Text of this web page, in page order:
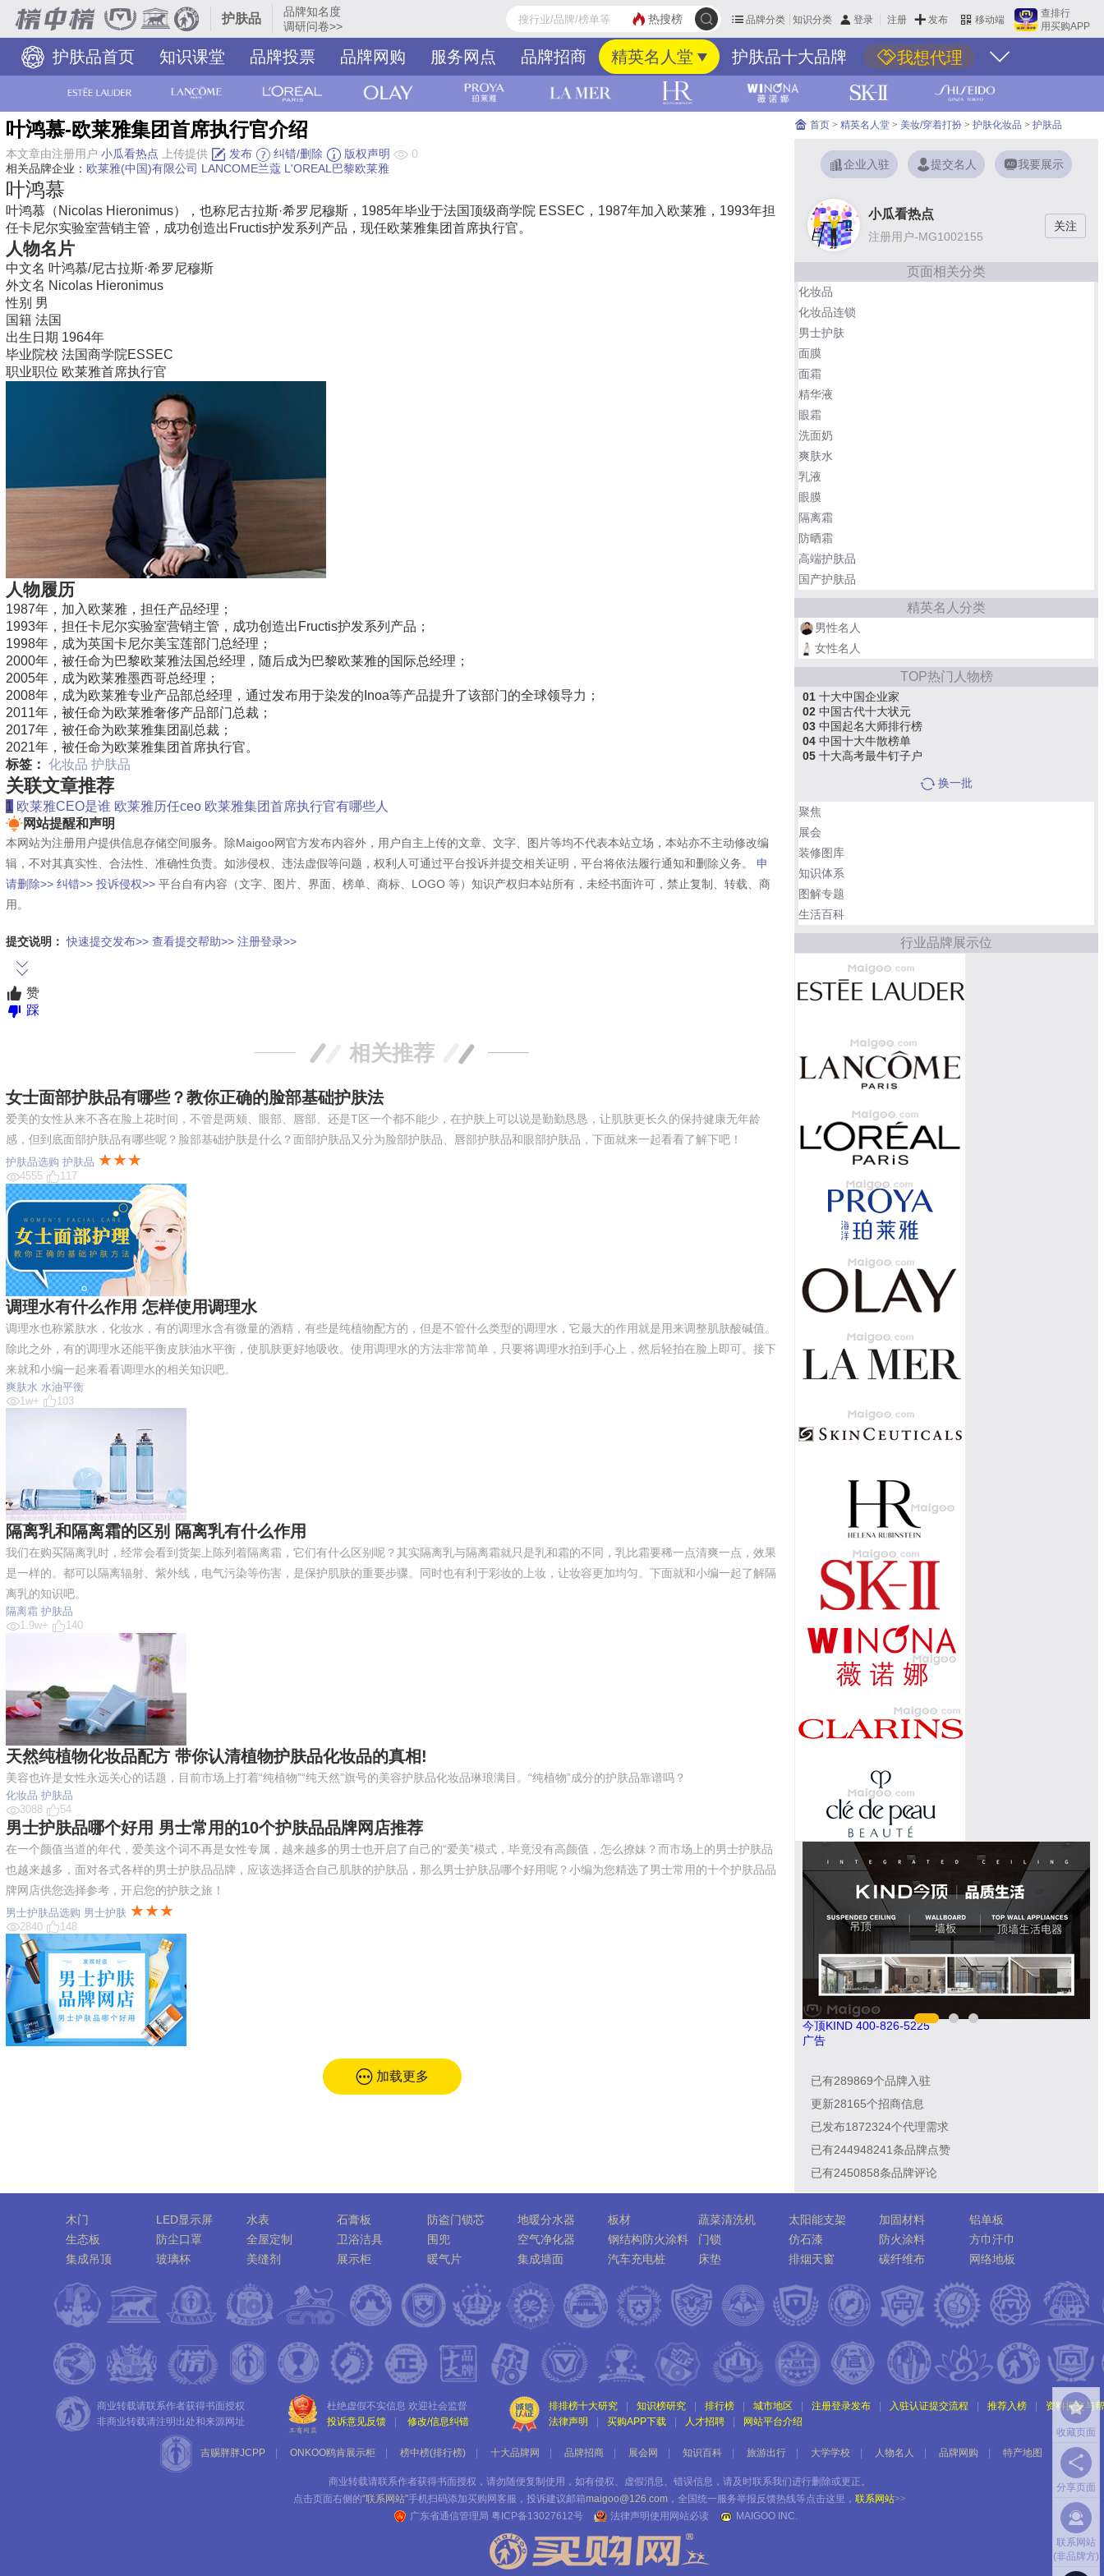
护肤品
品牌知名度
调研问卷>>
品牌分类 知识分类 登录 注册 发布 移动端
查排行
用买购APP
热搜榜
护肤品首页 知识课堂 品牌投票 品牌网购 服务网点 品牌招商 精英名人堂 我想代理
护肤品十大品牌
叶鸿慕-欧莱雅集团首席执行官介绍
本文章由注册用户 小瓜看热点 上传提供 发布 纠错/删除 版权声明
0
相关品牌企业： 欧莱雅(中国)有限公司 LANCOME兰蔻 L'OREAL巴黎欧莱雅
叶鸿慕
叶鸿慕（Nicolas Hieronimus），也称尼古拉斯·希罗尼穆斯，1985年毕业于法国顶级商学院 ESSEC，1987年加入欧莱雅，1993年担
任卡尼尔实验室营销主管，成功创造出Fructis护发系列产品，现任欧莱雅集团首席执行官。
人物名片
中文名 叶鸿慕/尼古拉斯·希罗尼穆斯
外文名 Nicolas Hieronimus
性别 男
国籍 法国
出生日期 1964年
毕业院校 法国商学院ESSEC
职业职位 欧莱雅首席执行官
人物履历
1987年，加入欧莱雅，担任产品经理；
1993年，担任卡尼尔实验室营销主管，成功创造出Fructis护发系列产品；
1998年，成为英国卡尼尔美宝莲部门总经理；
2000年，被任命为巴黎欧莱雅法国总经理，随后成为巴黎欧莱雅的国际总经理；
2005年，成为欧莱雅墨西哥总经理；
2008年，成为欧莱雅专业产品部总经理，通过发布用于染发的Inoa等产品提升了该部门的全球领导力；
2011年，被任命为欧莱雅奢侈产品部门总裁；
2017年，被任命为欧莱雅集团副总裁；
2021年，被任命为欧莱雅集团首席执行官。
标签： 化妆品 护肤品
关联文章推荐
1 欧莱雅CEO是谁 欧莱雅历任ceo 欧莱雅集团首席执行官有哪些人
网站提醒和声明
本网站为注册用户提供信息存储空间服务。除Maigoo网官方发布内容外，用户自主上传的文章、文字、图片等均不代表本站立场，本站亦不主动修改编
辑，不对其真实性、合法性、准确性负责。如涉侵权、违法虚假等问题，权利人可通过平台投诉并提交相关证明，平台将依法履行通知和删除义务。
申
请删除>> 纠错>> 投诉侵权>> 平台自有内容（文字、图片、界面、榜单、商标、LOGO 等）知识产权归本站所有，未经书面许可，禁止复制、转载、商
用。
提交说明： 快速提交发布>> 查看提交帮助>> 注册登录>>
赞
踩
相关推荐
女士面部护肤品有哪些？教你正确的脸部基础护肤法
爱美的女性从来不吝在脸上花时间，不管是两颊、眼部、唇部、还是T区一个都不能少，在护肤上可以说是勤勤恳恳，让肌肤更长久的保持健康无年龄
感，但到底面部护肤品有哪些呢？脸部基础护肤是什么？面部护肤品又分为脸部护肤品、唇部护肤品和眼部护肤品，下面就来一起看看了解下吧！
护肤品选购 护肤品 ★★★
4555 117
调理水有什么作用 怎样使用调理水
调理水也称紧肤水，化妆水，有的调理水含有微量的酒精，有些是纯植物配方的，但是不管什么类型的调理水，它最大的作用就是用来调整肌肤酸碱值。
除此之外，有的调理水还能平衡皮肤油水平衡，使肌肤更好地吸收。使用调理水的方法非常简单，只要将调理水拍到手心上，然后轻拍在脸上即可。接下
来就和小编一起来看看调理水的相关知识吧。
爽肤水 水油平衡
1w+
103
隔离乳和隔离霜的区别 隔离乳有什么作用
我们在购买隔离乳时，经常会看到货架上陈列着隔离霜，它们有什么区别呢？其实隔离乳与隔离霜就只是乳和霜的不同，乳比霜要稀一点清爽一点，效果
是一样的。都可以隔离辐射、紫外线，电气污染等伤害，是保护肌肤的重要步骤。同时也有利于彩妆的上妆，让妆容更加均匀。下面就和小编一起了解隔
离乳的知识吧。
隔离霜 护肤品
1.9w+
140
天然纯植物化妆品配方 带你认清植物护肤品化妆品的真相!
美容也许是女性永远关心的话题，目前市场上打着“纯植物”“纯天然”旗号的美容护肤品化妆品琳琅满目。“纯植物”成分的护肤品靠谱吗？
化妆品 护肤品
3088
54
男士护肤品哪个好用 男士常用的10个护肤品品牌网店推荐
在一个颜值当道的年代，爱美这个词不再是女性专属，越来越多的男士也开启了自己的“爱美”模式，毕竟没有高颜值，怎么撩妹？而市场上的男士护肤品
也越来越多，面对各式各样的男士护肤品品牌，应该选择适合自己肌肤的护肤品，那么男士护肤品哪个好用呢？小编为您精选了男士常用的十个护肤品品
牌网店供您选择参考，开启您的护肤之旅！
男士护肤品选购 男士护肤 ★★★
2840 148
加载更多
首页 > 精英名人堂 > 美妆/穿着打扮 > 护肤化妆品 > 护肤品
企业入驻 提交名人 我要展示
小瓜看热点
注册用户-MG1002155
页面相关分类
化妆品
化妆品连锁
男士护肤
面膜
面霜
精华液
眼霜
洗面奶
爽肤水
乳液
眼膜
隔离霜
防晒霜
高端护肤品
国产护肤品
精英名人分类
男性名人
女性名人
TOP热门人物榜
01 十大中国企业家
02 中国古代十大状元
03 中国起名大师排行榜
04 中国十大牛散榜单
05 十大高考最牛钉子户
换一批
聚焦
展会
装修图库
知识体系
图解专题
生活百科
行业品牌展示位
今顶KIND 400-826-5225
广告
已有289869个品牌入驻
更新28165个招商信息
已发布1872324个代理需求
已有244948241条品牌点赞
已有2450858条品牌评论
木门 LED显示屏 水表 石膏板 防盗门锁芯 地暖分水器 板材 蔬菜清洗机 太阳能支架 加固材料
铝单板
生态板
防尘口罩 全屋定制 卫浴洁具 围兜 空气净化器 钢结构防火涂料 门锁 仿石漆 防火涂料
方巾汗巾
集成吊顶
玻璃杯 美缝剂 展示柜 暖气片 集成墙面 汽车充电桩 床垫 排烟天窗 碳纤维布
网络地板
地板
商业转载请联系作者获得书面授权
非商业转载请注明出处和来源网址
杜绝虚假不实信息 欢迎社会监督
投诉意见反馈
修改/信息纠错
排排榜十大研究 知识榜研究 排行榜 城市地区 注册登录发布 入驻认证提交流程 推荐入榜
资料提交与
法律声明
买购APP下载 人才招聘 网站平台介绍
吉赐胖胖JCPP ONKOO鸥肯展示柜 榜中榜(排行榜) 十大品牌网 品牌招商 展会网 知识百科 旅游出行 大学学校 人物名人 品牌网购 特产地图
商业转载请联系作者获得书面授权，请勿随便复制使用，如有侵权、虚假消息、错误信息，请及时联系我们进行删除或更正。
点击页面右侧的“联系网站”手机扫码添加买购网客服，投诉建议邮箱maigoo@126.com ，全国统一服务举报反馈热线等点击这里， 联系网站>>
广东省通信管理局 粤ICP备13027612号 法律声明使用网站必读 MAIGOO INC.
收藏页面
分享页面
联系网站
(非品牌方)